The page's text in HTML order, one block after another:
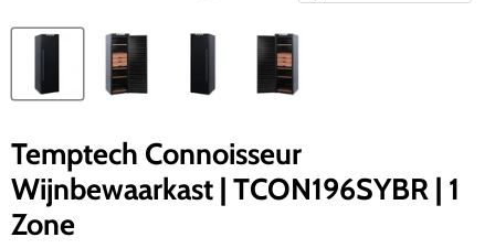
Temptech Connoisseur
Wijnbewaarkast | TCON196SYBR | 1
Zone